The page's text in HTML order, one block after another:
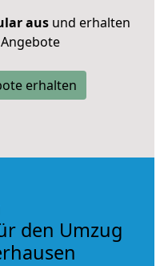
ausund erhalten
erhalten
den Umzug